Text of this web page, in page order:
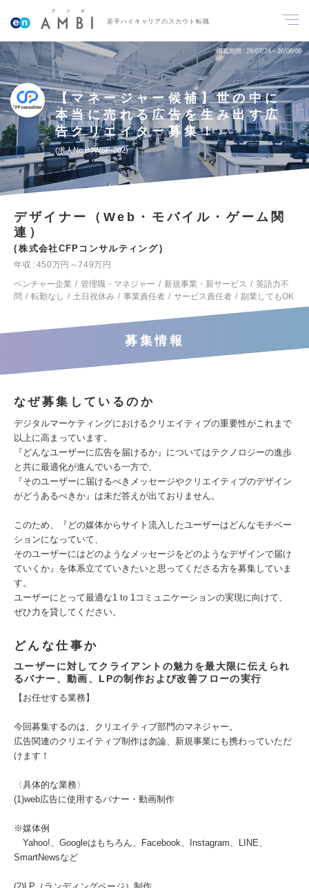
若手ハイキャリアのスカウト転職
掲載期間 26/07/24～26/08/06
【マネージャー候補】世の中に
本当に売れる広告を生み出す広
告クリエイター募集！
求人No.BJWSF-002
デザイナー（Web・モバイル・ゲーム関
連）
株式会社CFPコンサルティング
年収
450万円～749万円
ベンチャー企業
管理職・マネジャー 新規事業・新サービス
英語力不
問
転勤なし 土日祝休み 事業責任者 サービス責任者 副業してもOK
募集情報
なぜ募集しているのか
デジタルマーケティングにおけるクリエイティブの重要性がこれまで
以上に高まっています。
『どんなユーザーに広告を届けるか』についてはテクノロジーの進歩
と共に最適化が進んでいる一方で、
『そのユーザーに届けるべきメッセージやクリエイティブのデザイン
がどうあるべきか』は未だ答えが出ておりません。
このため、『どの媒体からサイト流入したユーザーはどんなモチベー
ションになっていて、
そのユーザーにはどのようなメッセージをどのようなデザインで届け
ていくか』を体系立てていきたいと思ってくださる方を募集していま
す。
ユーザーにとって最適な1 to 1コミュニケーションの実現に向けて、
ぜひ力を貸してください。
どんな仕事か
ユーザーに対してクライアントの魅力を最大限に伝えられ
るバナー、動画、LPの制作および改善フローの実行
【お任せする業務】
今回募集するのは、クリエイティブ部門のマネジャー。
広告関連のクリエイティブ制作は勿論、新規事業にも携わっていただ
けます！
〈具体的な業務〉
(1)web広告に使用するバナー・動画制作
※媒体例
Yahoo!、Googleはもちろん、Facebook、Instagram、LINE、
SmartNewsなど